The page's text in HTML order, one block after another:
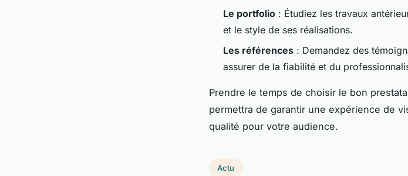
Le portfolio : Étudiez les travaux
et le style de ses réalisations.
Les références : Demandez des
assurer de la fiabilité et du
Prendre le temps de choisir le bon
permettra de garantir une expérience de
qualité pour votre audience.
Actu